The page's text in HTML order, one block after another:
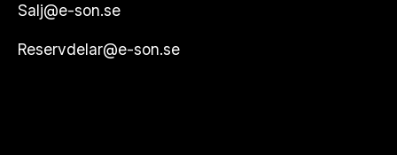
Salj@e-son.se
Reservdelar@e-son.se